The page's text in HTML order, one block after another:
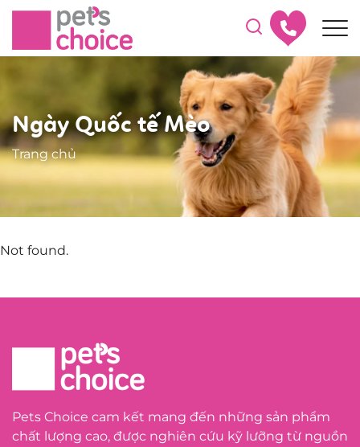
Ngày Quốc tế Mèo
Trang chủ
Not found.
Pets Choice cam kết mang đến những sản phẩm
chất lượng cao, được nghiên cứu kỹ lưỡng từ nguồn